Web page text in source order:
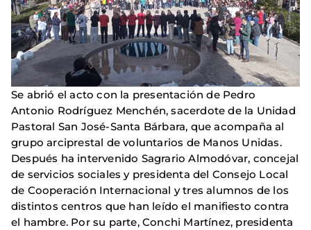
Se abrió el acto con la presentación de Pedro
Antonio Rodríguez Menchén, sacerdote de la Unidad
Pastoral San José-Santa Bárbara, que acompaña al
grupo arciprestal de voluntarios de Manos Unidas.
Después ha intervenido Sagrario Almodóvar, concejal
de servicios sociales y presidenta del Consejo Local
de Cooperación Internacional y tres alumnos de los
distintos centros que han leído el manifiesto contra
el hambre. Por su parte, Conchi Martínez, presidenta